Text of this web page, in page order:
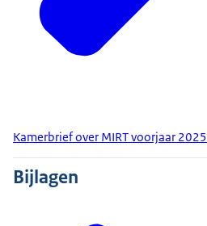
Kamerbrief over MIRT voorjaar 2025
Bijlagen